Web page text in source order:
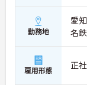
勤務地
愛
名
雇用形態 正